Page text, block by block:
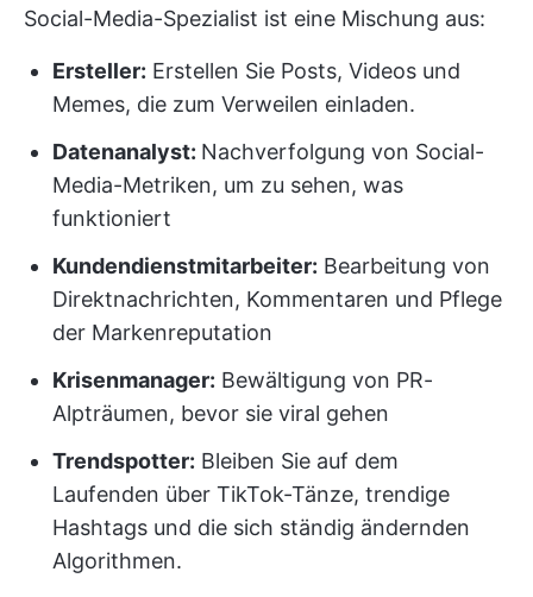
Social-Media-Spezialist ist eine Mischung aus:
Ersteller: Erstellen Sie Posts, Videos und
Memes, die zum Verweilen einladen.
Datenanalyst: Nachverfolgung von Social-
Media-Metriken, um zu sehen, was
funktioniert
Kundendienstmitarbeiter: Bearbeitung von
Direktnachrichten, Kommentaren und Pflege
der Markenreputation
Krisenmanager: Bewältigung von PR-
Alpträumen, bevor sie viral gehen
Trendspotter: Bleiben Sie auf dem
Laufenden über TikTok-Tänze, trendige
Hashtags und die sich ständig ändernden
Algorithmen.